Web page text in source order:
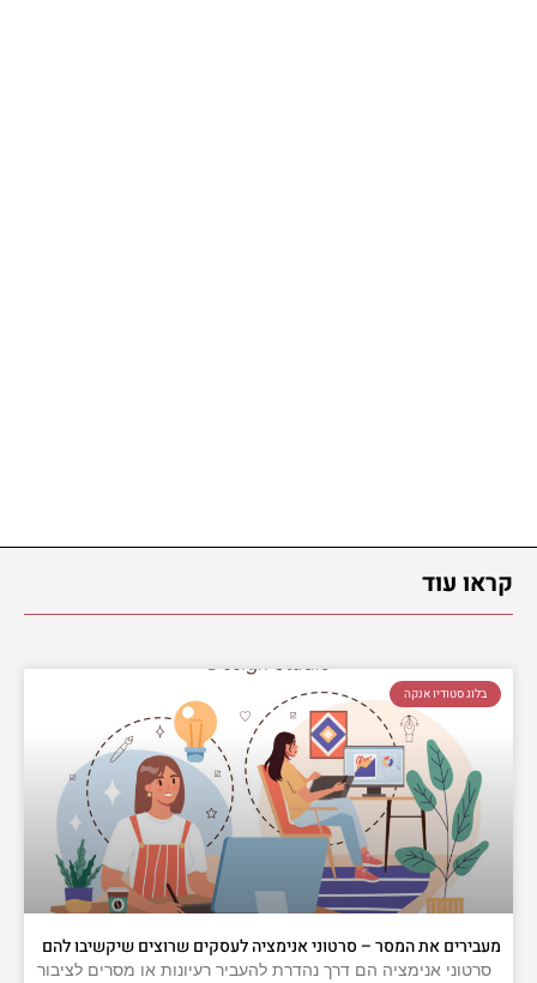
קראו עוד
בלוג סטודיו אנקה
מעבירים את המסר – סרטוני אנימציה לעסקים שרוצים שיקשיבו להם
סרטוני אנימציה הם דרך נהדרת להעביר רעיונות או מסרים לציבור